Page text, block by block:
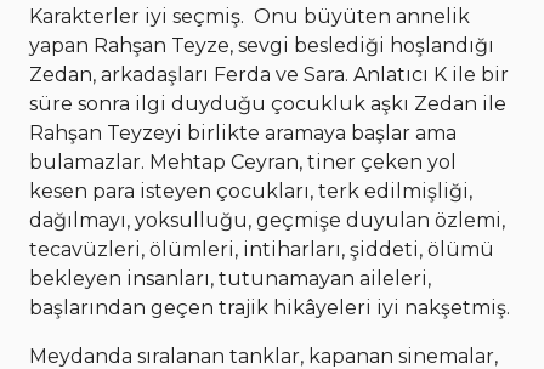
Karakterler iyi seçmiş. Onu büyüten annelik
yapan Rahşan Teyze, sevgi beslediği hoşlandığı
Zedan, arkadaşları Ferda ve Sara. Anlatıcı K ile bir
süre sonra ilgi duyduğu çocukluk aşkı Zedan ile
Rahşan Teyzeyi birlikte aramaya başlar ama
bulamazlar. Mehtap Ceyran, tiner çeken yol
kesen para isteyen çocukları, terk edilmişliği,
dağılmayı, yoksulluğu, geçmişe duyulan özlemi,
tecavüzleri, ölümleri, intiharları, şiddeti, ölümü
bekleyen insanları, tutunamayan aileleri,
başlarından geçen trajik hikâyeleri iyi nakşetmiş.
Meydanda sıralanan tanklar, kapanan sinemalar,